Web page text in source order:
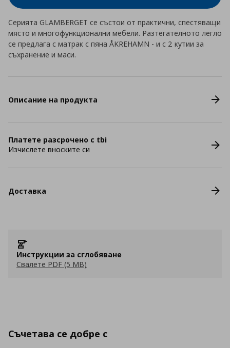
Серията GLAMBERGET се състои от практични, спестяващи
място и многофункционални мебели. Разтегателното легло
се предлага с матрак с пяна ÅKREHAMN - и с 2 кутии за
съхранение и маси.
Описание на продукта
Платете разсрочено с tbi
Изчислете вноските си
Доставка
Инструкции за сглобяване
Свалете PDF (5 MB)
Съчетава се добре с